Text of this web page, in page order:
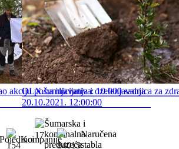
akciju pošumljavanja i ozelenjavanja
OLX.ba inicijativa: 10.000 sadnica za
20.10.2021. 12:00:00
Pojedinci
154
Kompanije
17
Šumarska i
komunalna
preduzeća
84015
Naručena
stabla